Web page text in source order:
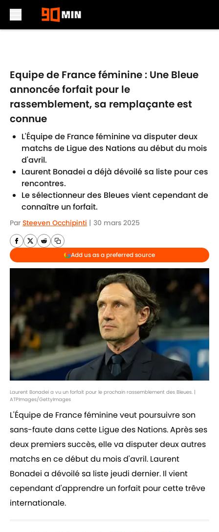
Equipe de France féminine : Une Bleue
annoncée forfait pour le
rassemblement, sa remplaçante est
connue
L'Équipe de France féminine va disputer deux
matchs de Ligue des Nations au début du mois
d'avril.
Laurent Bonadei a déjà dévoilé sa liste pour ces
rencontres.
Le sélectionneur des Bleues vient cependant de
connaître un forfait.
Par Steeven Occhipinti | 30 mars 2025
Add us as a preferred source
Laurent Bonadei a vu un forfait pour le prochain rassemblement des Bleues. |
ATPImages/GettyImages
L'Équipe de France féminine veut poursuivre son
sans-faute dans cette Ligue des Nations. Après ses
deux premiers succès, elle va disputer deux autres
matchs en ce début du mois d'avril. Laurent
Bonadei a dévoilé sa liste jeudi dernier. Il vient
cependant d'apprendre un forfait pour cette trêve
internationale.